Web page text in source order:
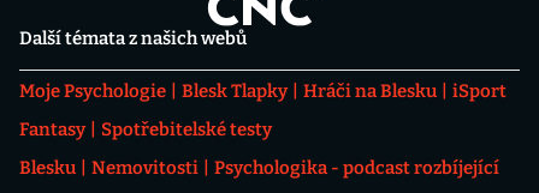
Další témata z našich webů
Moje Psychologie Blesk Tlapky Hráči na Blesku
iSport
Fantasy
Spotřebitelské testy
Blesku
Nemovitosti
Psychologika - podcast rozbíjející